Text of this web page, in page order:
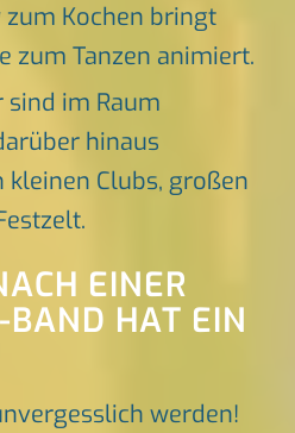
Kochen bringt
zum Tanzen animiert.
sind im Raum
hinaus
kleinen Clubs, großen
EINER
HAT EIN
werden!